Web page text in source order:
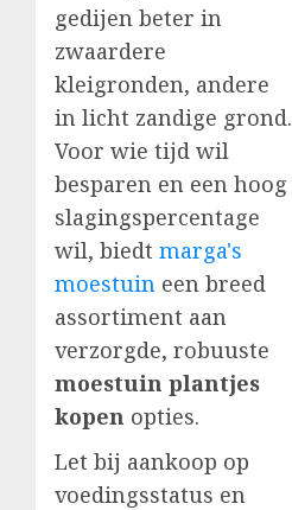
gedijen beter in
zwaardere
kleigronden, andere
in licht zandige grond.
Voor wie tijd wil
besparen en een hoog
slagingspercentage
wil, biedt marga's
moestuin een breed
assortiment aan
verzorgde, robuuste
moestuin plantjes
kopen opties.
Let bij aankoop op
voedingsstatus en